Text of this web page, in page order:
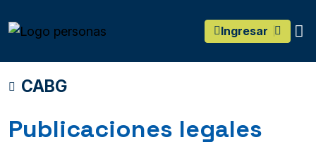
Ingresar
CABG
Publicaciones legales